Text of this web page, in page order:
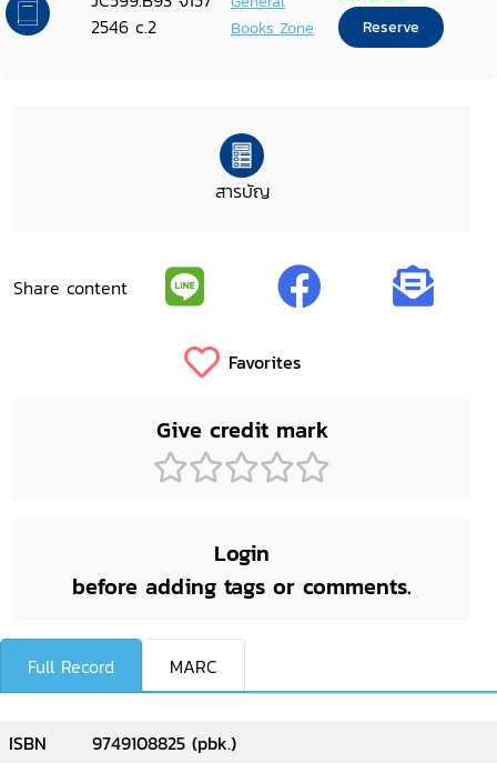
2546 c.2
Books Zone
Reserve
สารบัญ
Share content
Favorites
Give credit mark
Login
before adding tags or comments.
Full Record MARC
ISBN
9749108825 (pbk.)